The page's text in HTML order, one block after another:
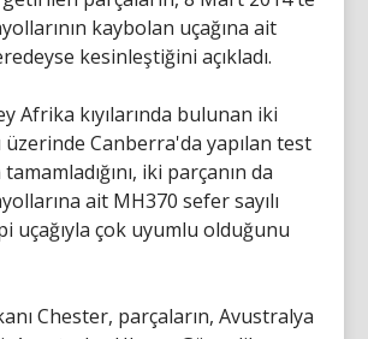
kaybolan uçağına ait
kesinleştiğini açıkladı.
Afrika kıyılarında bulunan iki
üzerinde Canberra'da yapılan test
tamamladığını, iki parçanın da
ait MH370 sefer sayılı
uçağıyla çok uyumlu olduğunu
Chester, parçaların, Avustralya